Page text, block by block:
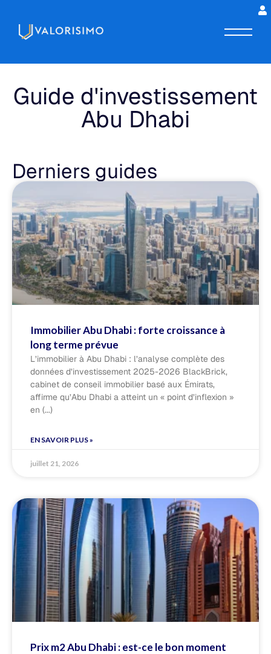
Guide d'investissement
Abu Dhabi
Derniers guides
Immobilier Abu Dhabi : forte croissance à
long terme prévue
L’immobilier à Abu Dhabi : l’analyse complète des
données d’investissement 2025-2026 BlackBrick,
cabinet de conseil immobilier basé aux Émirats,
affirme qu’Abu Dhabi a atteint un « point d’inflexion »
en
EN SAVOIR PLUS »
juillet 21, 2026
Prix m2 Abu Dhabi : est-ce le bon moment